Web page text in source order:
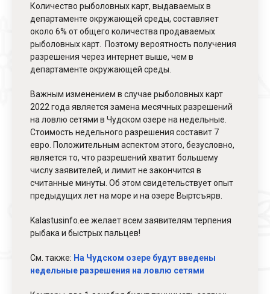
Количество рыболовных карт, выдаваемых в
департаменте окружающей среды, составляет
около 6% от общего количества продаваемых
рыболовных карт. Поэтому вероятность получения
разрешения через интернет выше, чем в
департаменте окружающей среды.
Важным изменением в случае рыболовных карт
2022 года является замена месячных разрешений
на ловлю сетями в Чудском озере на недельные.
Стоимость недельного разрешения составит 7
евро. Положительным аспектом этого, безусловно,
является то, что разрешений хватит большему
числу заявителей, и лимит не закончится в
считанные минуты. Об этом свидетельствует опыт
предыдущих лет на море и на озере Выртсъярв.
Kalastusinfo.ee желает всем заявителям терпения
рыбака и быстрых пальцев!
См. также: На Чудском озере будут введены
недельные разрешения на ловлю сетями